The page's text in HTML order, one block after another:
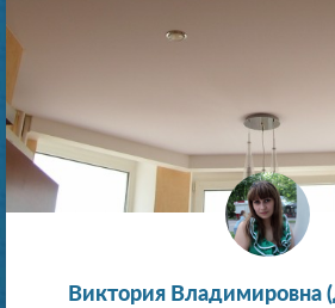
Виктория Владимировна